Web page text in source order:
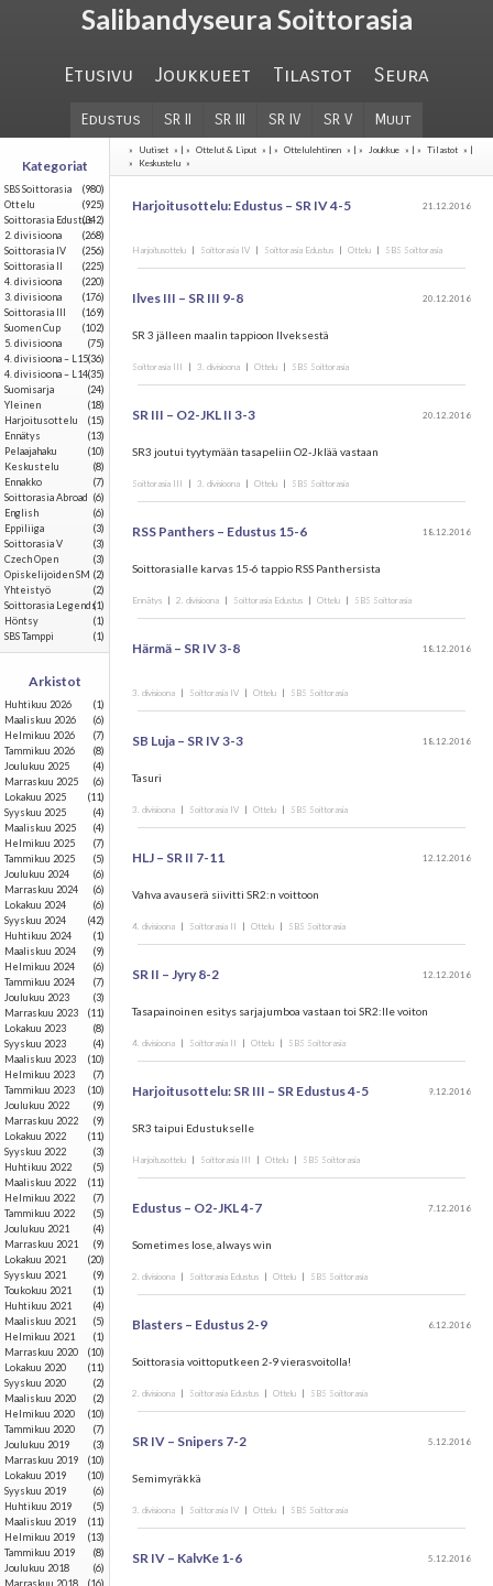
Salibandyseura Soittorasia
Etusivu Joukkueet Tilastot Seura
Edustus SR II SR III SR IV SR V Muut
» Uutiset » | » Ottelut & Liput » | » Ottelulehtinen » | » Joukkue » | » Tilastot » |
»
Keskustelu »
Harjoitusottelu: Edustus – SR IV 4-5 21.12.2016
Harjoitusottelu | Soittorasia IV | Soittorasia Edustus | Ottelu | SBS Soittorasia
Ilves III – SR III 9-8 20.12.2016
SR 3 jälleen maalin tappioon Ilveksestä
Soittorasia III | 3. divisioona | Ottelu | SBS Soittorasia
SR III – O2-JKL II 3-3 20.12.2016
SR3 joutui tyytymään tasapeliin O2-Jklää vastaan
Soittorasia III | 3. divisioona | Ottelu | SBS Soittorasia
RSS Panthers – Edustus 15-6 18.12.2016
Soittorasialle karvas 15-6 tappio RSS Panthersista
Ennätys | 2. divisioona | Soittorasia Edustus | Ottelu | SBS Soittorasia
Härmä – SR IV 3-8 18.12.2016
3. divisioona | Soittorasia IV | Ottelu | SBS Soittorasia
SB Luja – SR IV 3-3 18.12.2016
Tasuri
3. divisioona | Soittorasia IV | Ottelu | SBS Soittorasia
HLJ – SR II 7-11 12.12.2016
Vahva avauserä siivitti SR2:n voittoon
4. divisioona | Soittorasia II | Ottelu | SBS Soittorasia
SR II – Jyry 8-2 12.12.2016
Tasapainoinen esitys sarjajumboa vastaan toi SR2:lle voiton
4. divisioona | Soittorasia II | Ottelu | SBS Soittorasia
Harjoitusottelu: SR III – SR Edustus 4-5 9.12.2016
SR3 taipui Edustukselle
Harjoitusottelu | Soittorasia III | Ottelu | SBS Soittorasia
Edustus – O2-JKL 4-7 7.12.2016
Sometimes lose, always win
2. divisioona | Soittorasia Edustus | Ottelu | SBS Soittorasia
Blasters – Edustus 2-9 6.12.2016
Soittorasia voittoputkeen 2-9 vierasvoitolla!
2. divisioona | Soittorasia Edustus | Ottelu | SBS Soittorasia
SR IV – Snipers 7-2 5.12.2016
Semimyräkkä
3. divisioona | Soittorasia IV | Ottelu | SBS Soittorasia
SR IV – KalvKe 1-6 5.12.2016
Kategoriat
SBS Soittorasia
(980)
Ottelu
(925)
Soittorasia Edustus(342)
2. divisioona
(268)
Soittorasia IV
(256)
Soittorasia II
(225)
4. divisioona
(220)
3. divisioona
(176)
Soittorasia III
(169)
Suomen Cup
(102)
5. divisioona
(75)
4. divisioona – L15(36)
4. divisioona – L14(35)
Suomisarja
(24)
Yleinen
(18)
Harjoitusottelu
(15)
Ennätys
(13)
Pelaajahaku
(10)
Keskustelu
(8)
Ennakko
(7)
Soittorasia Abroad (6)
English
(6)
Eppiliiga
(3)
Soittorasia V
(3)
Czech Open
(3)
Opiskelijoiden SM (2)
Yhteistyö
(2)
Soittorasia Legends(1)
Höntsy
(1)
SBS Tamppi
(1)
Arkistot
huhtikuu 2026
(1)
maaliskuu 2026
(6)
helmikuu 2026
(7)
tammikuu 2026
(8)
joulukuu 2025
(4)
marraskuu 2025
(6)
lokakuu 2025
(11)
syyskuu 2025
(4)
maaliskuu 2025
(4)
helmikuu 2025
(7)
tammikuu 2025
(5)
joulukuu 2024
(6)
marraskuu 2024
(6)
lokakuu 2024
(6)
syyskuu 2024
(42)
huhtikuu 2024
(1)
maaliskuu 2024
(9)
helmikuu 2024
(6)
tammikuu 2024
(7)
joulukuu 2023
(3)
marraskuu 2023
(11)
lokakuu 2023
(8)
syyskuu 2023
(4)
maaliskuu 2023
(10)
helmikuu 2023
(7)
tammikuu 2023
(10)
joulukuu 2022
(9)
marraskuu 2022
(9)
lokakuu 2022
(11)
syyskuu 2022
(3)
huhtikuu 2022
(5)
maaliskuu 2022
(11)
helmikuu 2022
(7)
tammikuu 2022
(5)
joulukuu 2021
(4)
marraskuu 2021
(9)
lokakuu 2021
(20)
syyskuu 2021
(9)
toukokuu 2021
(1)
huhtikuu 2021
(4)
maaliskuu 2021
(5)
helmikuu 2021
(1)
marraskuu 2020
(10)
lokakuu 2020
(11)
syyskuu 2020
(2)
maaliskuu 2020
(2)
helmikuu 2020
(10)
tammikuu 2020
(7)
joulukuu 2019
(3)
marraskuu 2019
(10)
lokakuu 2019
(10)
syyskuu 2019
(6)
huhtikuu 2019
(5)
maaliskuu 2019
(11)
helmikuu 2019
(13)
tammikuu 2019
(8)
joulukuu 2018
(6)
marraskuu 2018
(16)